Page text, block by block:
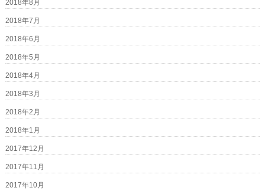
2018年8月
2018年7月
2018年6月
2018年5月
2018年4月
2018年3月
2018年2月
2018年1月
2017年12月
2017年11月
2017年10月